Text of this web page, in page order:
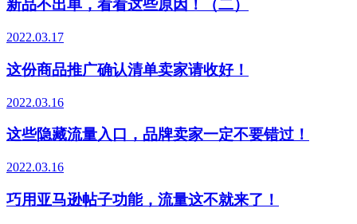
新品不出单，看看这些原因！（二）
2022.03.17
这份商品推广确认清单卖家请收好！
2022.03.16
这些隐藏流量入口，品牌卖家一定不要错过！
2022.03.16
巧用亚马逊帖子功能，流量这不就来了！